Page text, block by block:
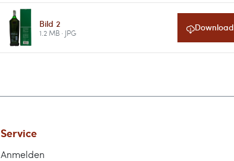
Bild 2
1.2 MB · JPG Download
Service
Anmelden